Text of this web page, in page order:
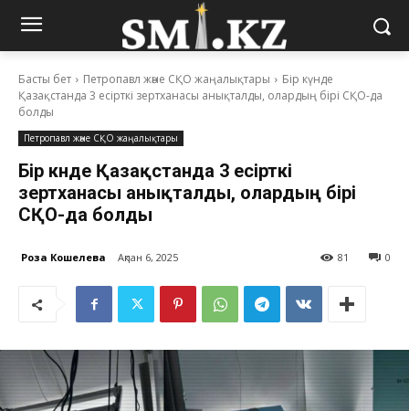
Басты бет Петропавл және СҚО жаңалықтары
Бір күнде
Қазақстанда 3 есірткі зертханасы анықталды, олардың бірі СҚО-да
болды
Петропавл және СҚО жаңалықтары
Бір күнде Қазақстанда 3 есірткі
зертханасы анықталды, олардың бірі
СҚО-да болды
Роза Кошелева Ақпан 6, 2025 0
81